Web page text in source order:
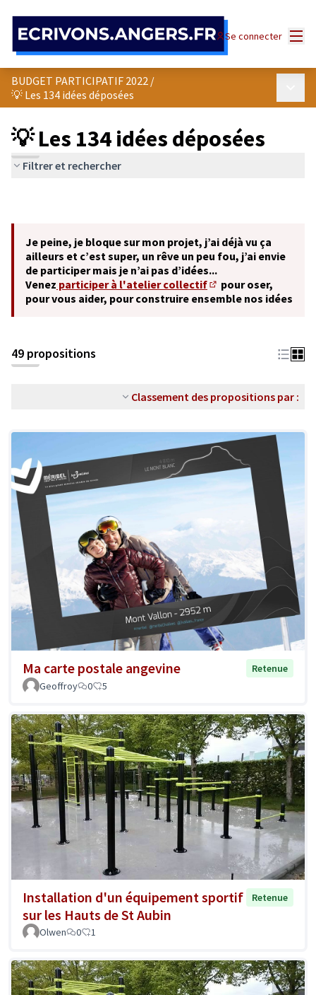
Se connecter
BUDGET PARTICIPATIF 2022 /
💡 Les 134 idées déposées
💡 Les 134 idées déposées
Filtrer et rechercher
Je peine, je bloque sur mon projet, j’ai déjà vu ça
ailleurs et c’est super, un rêve un peu fou, j’ai envie
de participer mais je n’ai pas d’idées...
Venez participer à l'atelier collectif
(S'ouvre dans un
pour oser,
pour vous aider, pour construire ensemble nos idées
49 propositions
Classement des propositions par :
Ma carte postale angevine
Retenue
Geoffroy
0 5
Installation d'un équipement sportif
sur les Hauts de St Aubin
Retenue
Olwen 0 1